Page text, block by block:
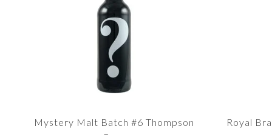
Mystery Malt Batch #6 Thompson
Royal